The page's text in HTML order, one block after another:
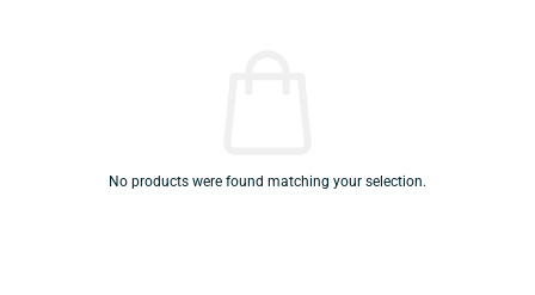
No products were found matching your selection.